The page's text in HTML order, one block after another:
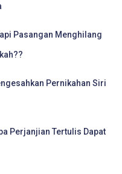
Pasangan Menghilang
Pernikahan Siri
Perjanjian Tertulis Dapat